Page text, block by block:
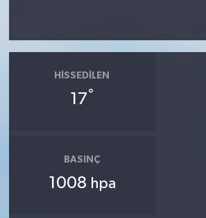
HISSEDILEN
17°
BASINÇ
1008 hpa